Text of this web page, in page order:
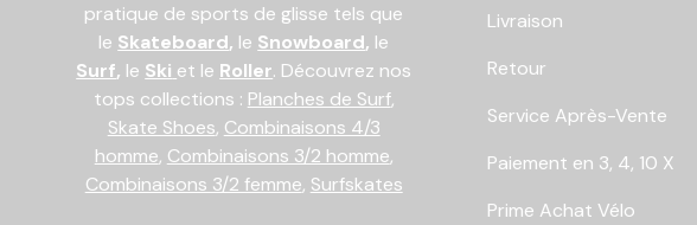
pratique de sports de glisse tels que
le Skateboard, le Snowboard, le
Surf, le Ski et le Roller. Découvrez nos
tops collections : Planches de Surf,
Skate Shoes, Combinaisons 4/3
homme, Combinaisons 3/2 homme,
Combinaisons 3/2 femme, Surfskates
Livraison
Retour
Service Après-Vente
Paiement en 3, 4, 10 X
Prime Achat Vélo